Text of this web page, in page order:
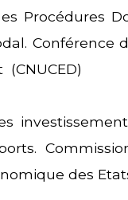
Procédures
Conférence
des